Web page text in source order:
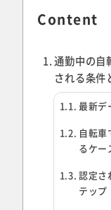
Content
通勤中の自
される条件
最新デ
自転
るケー
認定さ
テップ